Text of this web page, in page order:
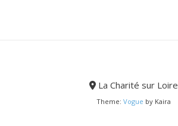
La Charité sur Loire
Theme: Vogue by Kaira